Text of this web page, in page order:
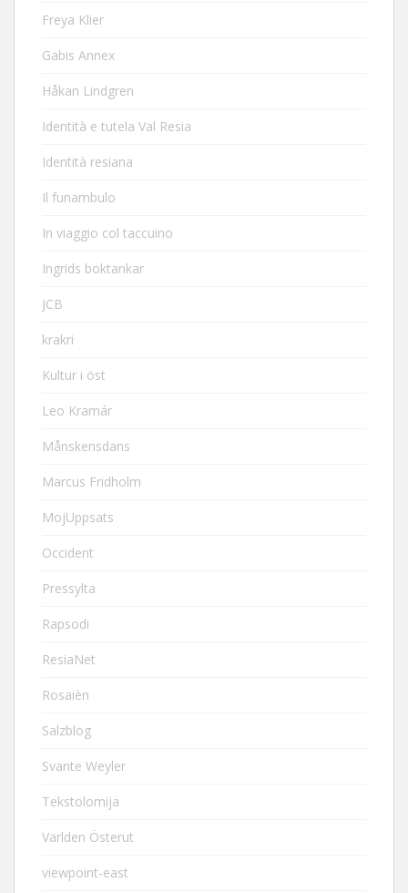
Freya Klier
Gabis Annex
Håkan Lindgren
Identità e tutela Val Resia
Identità resiana
Il funambulo
In viaggio col taccuino
Ingrids boktankar
JCB
krakri
Kultur i öst
Leo Kramár
Månskensdans
Marcus Fridholm
MojUppsats
Occident
Pressylta
Rapsodi
ResiaNet
Rosaièn
Salzblog
Svante Weyler
Tekstolomija
Världen Österut
viewpoint-east